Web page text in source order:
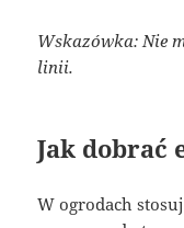
Wskazówka: Nie
linii.
Jak dobrać
W ogrodach